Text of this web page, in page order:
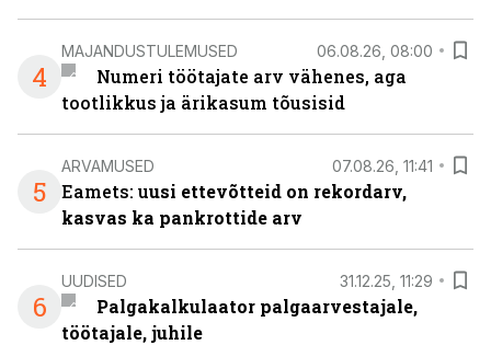
4
MAJANDUSTULEMUSED 06.08.26, 08:00
Numeri töötajate arv vähenes, aga
tootlikkus ja ärikasum tõusisid
5
ARVAMUSED 07.08.26, 11:41
Eamets: uusi ettevõtteid on rekordarv,
kasvas ka pankrottide arv
6
UUDISED 31.12.25, 11:29
Palgakalkulaator palgaarvestajale,
töötajale, juhile